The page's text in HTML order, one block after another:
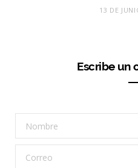
13 DE
Escribe un